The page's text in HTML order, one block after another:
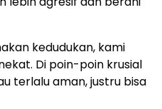
kedudukan, kami
Di poin-poin krusial
terlalu aman, justru bisa